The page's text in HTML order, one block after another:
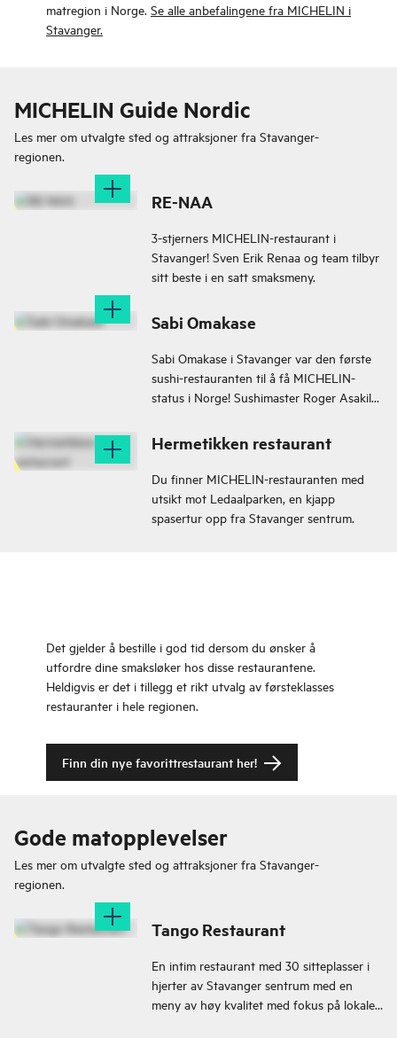
matregion i Norge. Se alle anbefalingene fra MICHELIN i
Stavanger.
MICHELIN Guide Nordic
Les mer om utvalgte sted og attraksjoner fra Stavanger-
regionen.
RE-NAA
3-stjerners MICHELIN-restaurant i
Stavanger! Sven Erik Renaa og team tilbyr
sitt beste i en satt smaksmeny.
Sabi Omakase
Sabi Omakase i Stavanger var den første
sushi-restauranten til å få MICHELIN-
status i Norge! Sushimaster Roger Asakil
Hermetikken restaurant
Du finner MICHELIN-restauranten med
utsikt mot Ledaalparken, en kjapp
spasertur opp fra Stavanger sentrum.
Det gjelder å bestille i god tid dersom du ønsker å
utfordre dine smaksløker hos disse restaurantene.
Heldigvis er det i tillegg et rikt utvalg av førsteklasses
restauranter i hele regionen.
Finn din nye favorittrestaurant her!
Gode matopplevelser
Les mer om utvalgte sted og attraksjoner fra Stavanger-
regionen.
Tango Restaurant
En intim restaurant med 30 sitteplasser i
hjerter av Stavanger sentrum med en
meny av høy kvalitet med fokus på lokale